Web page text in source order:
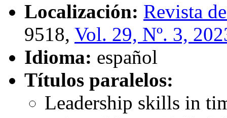
Localización: Revista
9518, Vol. 29, Nº. 3,
Idioma: español
Títulos paralelos:
Leadership skills in